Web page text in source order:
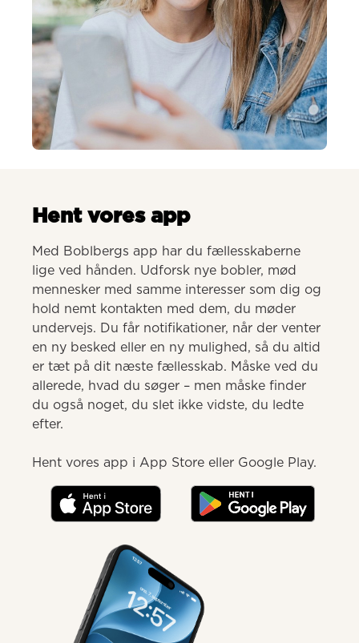
Hent vores app
Med Boblbergs app har du fællesskaberne
lige ved hånden. Udforsk nye bobler, mød
mennesker med samme interesser som dig og
hold nemt kontakten med dem, du møder
undervejs. Du får notifikationer, når der venter
en ny besked eller en ny mulighed, så du altid
er tæt på dit næste fællesskab. Måske ved du
allerede, hvad du søger – men måske finder
du også noget, du slet ikke vidste, du ledte
efter.
Hent vores app i App Store eller Google Play.